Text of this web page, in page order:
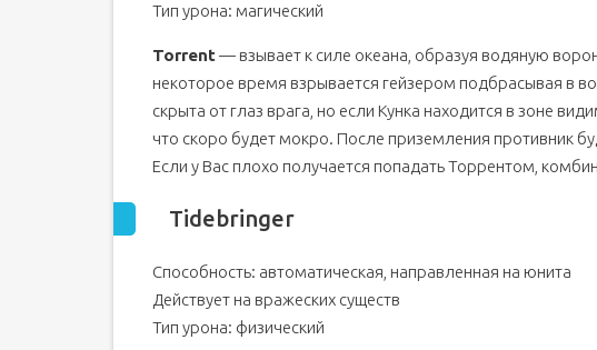
Тип урона: магический
Torrent — взывает к силе океана, образуя водяную
некоторое время взрывается гейзером подбрасывая в
скрыта от глаз врага, но если Кунка находится в зоне
что скоро будет мокро. После приземления противник
Если у Вас плохо получается попадать Торрентом,
Tidebringer
Способность: автоматическая, направленная на юнита
Действует на вражеских существ
Тип урона: физический